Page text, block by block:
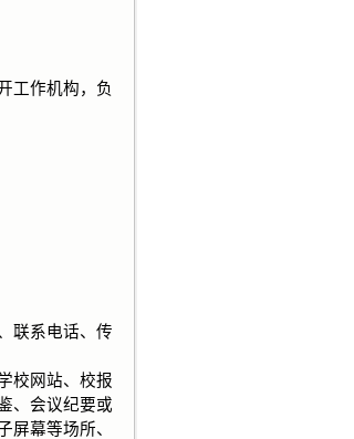
工作机构，负
联系电话、传
校网站、校报
、会议纪要或
屏幕等场所、